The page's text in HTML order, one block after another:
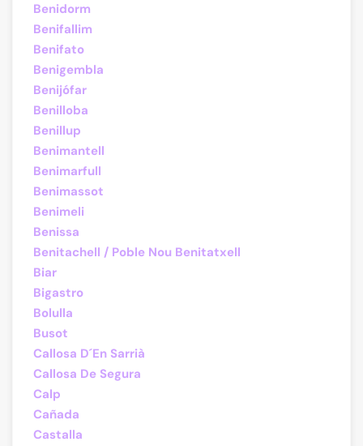
Benidorm
Benifallim
Benifato
Benigembla
Benijófar
Benilloba
Benillup
Benimantell
Benimarfull
Benimassot
Benimeli
Benissa
Benitachell / Poble Nou Benitatxell
Biar
Bigastro
Bolulla
Busot
Callosa D´En Sarrià
Callosa De Segura
Calp
Cañada
Castalla